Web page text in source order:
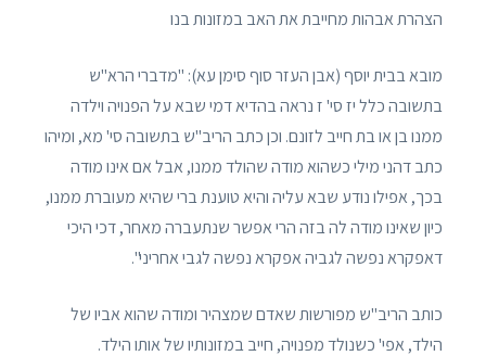
הצהרת אבהות מחייבת את האב במזונות בנו
מובא בבית יוסף (אבן העזר סוף סימן עא): "מדברי הרא"ש
בתשובה כלל יז סי' ז נראה בהדיא דמי שבא על הפנויה וילדה
ממנו בן או בת חייב לזונם. וכן כתב הריב"ש בתשובה סי' מא, ומיהו
כתב דהני מילי כשהוא מודה שהולד ממנו, אבל אם אינו מודה
בכך, אפילו נודע שבא עליה והיא טוענת ברי שהיא מעוברת ממנו,
כיון שאינו מודה לה בזה הרי אפשר שנתעברה מאחר, דכי היכי
דאפקרא נפשה לגביה אפקרא נפשה לגבי אחריני".
כותב הריב"ש מפורשות שאדם שמצהיר ומודה שהוא אביו של
הילד, אפי' כשנולד מפנויה, חייב במזונותיו של אותו הילד.